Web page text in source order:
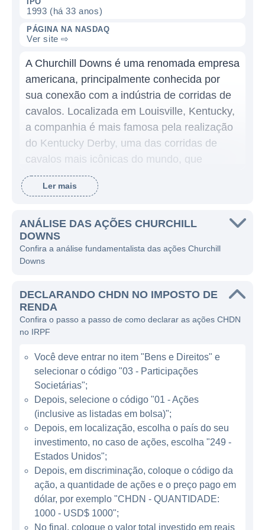
1993 (há 33 anos)
PÁGINA NA NASDAQ
Ver site ⇨
A Churchill Downs é uma renomada empresa
americana, principalmente conhecida por
sua conexão com a indústria de corridas de
cavalos. Localizada em Louisville, Kentucky,
a companhia é mais famosa pela realização
do Kentucky Derby, uma das corridas de
cavalos mais icônicas do mundo, que
acontece anualmente no primeiro sábado de
maio. A Churchill Downs tem um legado rico
local, atraindo não apenas apostadores
profissionais, mas também os chamados "fãs
da primavera", que comparecem ao evento
Além do Kentucky Derby, a Churchill Downs
é responsável pela operação e gestão de
redor dos Estados Unidos. Com o objetivo de
diversificar suas receitas, a empresa também
se envolveu em apostas online e em jogos
digitais, proporcionando uma plataforma
moderna para apostadores que preferem a
conveniência da tecnologia. Ao longo dos
anos, a Churchill Downs expandiu suas
operações para incluir várias plataformas de
apostas que oferecem uma experiência mais
ampla aos usuários, abrangendo corridas de
cavalos, apostas esportivas e jogos de
Ler mais
ANÁLISE DAS AÇÕES CHURCHILL
DOWNS
Confira a análise fundamentalista das ações Churchill
Downs
DECLARANDO CHDN NO IMPOSTO DE
RENDA
Confira o passo a passo de como declarar as ações CHDN
no IRPF
Você deve entrar no item "Bens e Direitos" e
selecionar o código "03 - Participações
Societárias";
Depois, selecione o código "01 - Ações
(inclusive as listadas em bolsa)";
Depois, em localização, escolha o país do seu
investimento, no caso de ações, escolha "249 -
Estados Unidos";
Depois, em discriminação, coloque o código da
ação, a quantidade de ações e o preço pago em
dólar, por exemplo "CHDN - QUANTIDADE:
1000 - USD$ 1000";
No final, coloque o valor total investido em reais